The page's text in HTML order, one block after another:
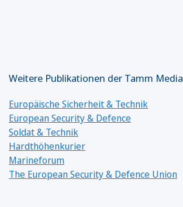
Weitere Publikationen der Tamm Media
Europäische Sicherheit & Technik
European Security & Defence
Soldat & Technik
Hardthöhenkurier
Marineforum
The European Security & Defence Union